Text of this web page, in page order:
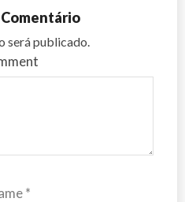
será publicado.
*